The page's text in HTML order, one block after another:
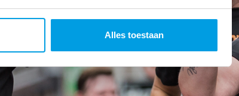
Alles toestaan